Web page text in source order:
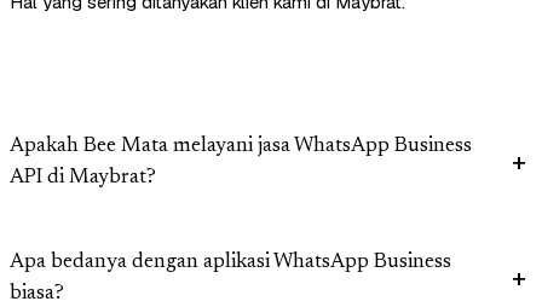
Apakah Bee Mata melayani jasa WhatsApp Business
API di Maybrat?
Apa bedanya dengan aplikasi WhatsApp Business
biasa?